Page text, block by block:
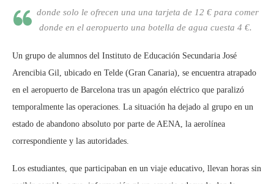
donde solo le ofrecen una una tarjeta de 12 € para comer
donde en el aeropuerto una botella de agua cuesta 4 €.
Un grupo de alumnos del Instituto de Educación Secundaria José
Arencibia Gil, ubicado en Telde (Gran Canaria), se encuentra atrapado
en el aeropuerto de Barcelona tras un apagón eléctrico que paralizó
temporalmente las operaciones. La situación ha dejado al grupo en un
estado de abandono absoluto por parte de AENA, la aerolínea
correspondiente y las autoridades.
Los estudiantes, que participaban en un viaje educativo, llevan horas sin